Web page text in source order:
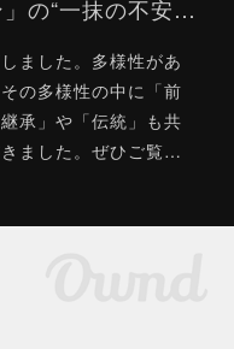
「昔ながらの東京ラーメン」の“一抹の不安”と“奇跡の再生”（文春オンライン）11/24
ました。多様性があ
の多様性の中に「前
承」や「伝統」も共
ました。ぜひご覧…